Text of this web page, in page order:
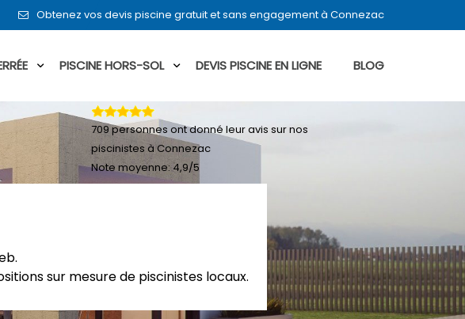
Obtenez vos devis piscine gratuit et sans engagement à Connezac
PISCINE HORS-SOL DEVIS PISCINE EN LIGNE BLOG
sur mesure de piscinistes locaux.
709personnes ont donné leuravis sur nos
piscinistes à Connezac
Note moyenne:4,9/5